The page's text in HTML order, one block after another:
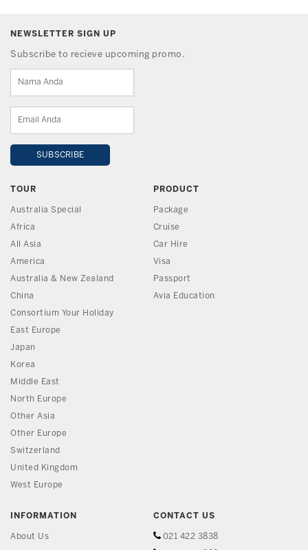
NEWSLETTER SIGN UP
Subscribe to recieve upcoming promo.
TOUR
Australia Special
Africa
All Asia
America
Australia & New Zealand
China
Consortium Your Holiday
East Europe
Japan
Korea
Middle East
North Europe
Other Asia
Other Europe
Switzerland
United Kingdom
West Europe
PRODUCT
Package
Cruise
Car Hire
Visa
Passport
Avia Education
INFORMATION
About Us
CONTACT US
021 422 3838